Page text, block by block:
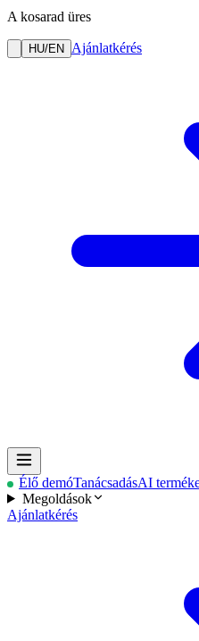
A kosarad üres
HU/EN Ajánlatkérés
Élő demóTanácsadásAI
Megoldások
Ajánlatkérés